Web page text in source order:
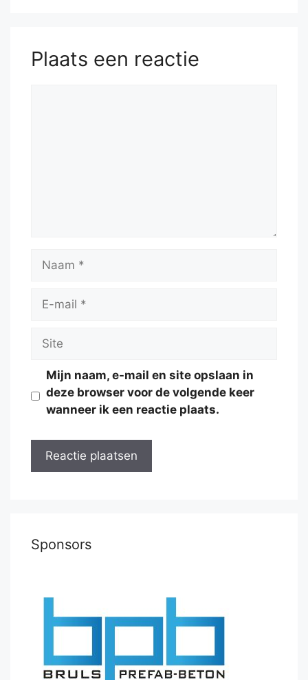
Plaats een reactie
Naam
Site
Mijn naam, e-mail en site opslaan in
deze browser voor de volgende keer
wanneer ik een reactie plaats.
Sponsors